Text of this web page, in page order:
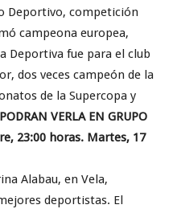
Deportivo, competición
campeona europea,
Deportiva fue para el club
dos veces campeón de la
de la Supercopa y
VERLA EN GRUPO
23:00 horas. Martes, 17
Alabau, en Vela,
deportistas. El